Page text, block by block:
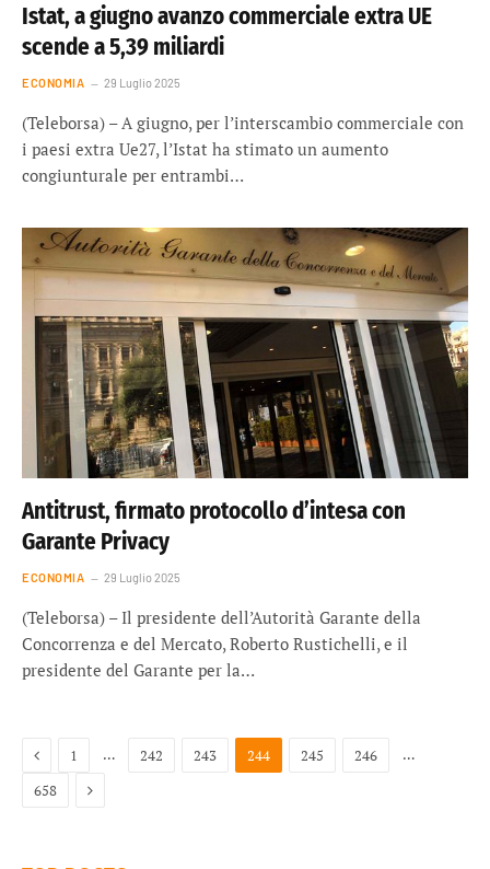
Istat, a giugno avanzo commerciale extra UE
scende a 5,39 miliardi
ECONOMIA 29 Luglio 2025
(Teleborsa) – A giugno, per l’interscambio commerciale con
i paesi extra Ue27, l’Istat ha stimato un aumento
congiunturale per entrambi…
Antitrust, firmato protocollo d’intesa con
Garante Privacy
ECONOMIA 29 Luglio 2025
(Teleborsa) – Il presidente dell’Autorità Garante della
Concorrenza e del Mercato, Roberto Rustichelli, e il
presidente del Garante per la…
Previous
1 … 242 243 244 245 246
…
658
Next